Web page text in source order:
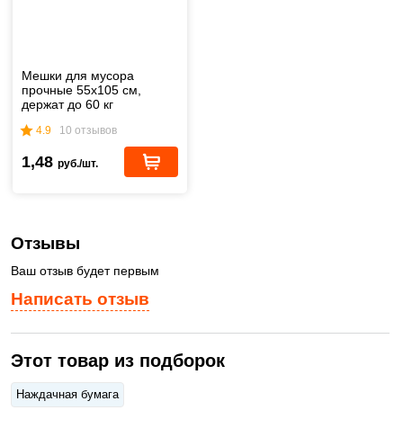
Мешки для мусора
прочные 55х105 см,
держат до 60 кг
4.9 10 отзывов
1,48 руб./шт.
Написать отзыв
Отзывы
Ваш отзыв будет первым
Этот товар из подборок
Наждачная бумага